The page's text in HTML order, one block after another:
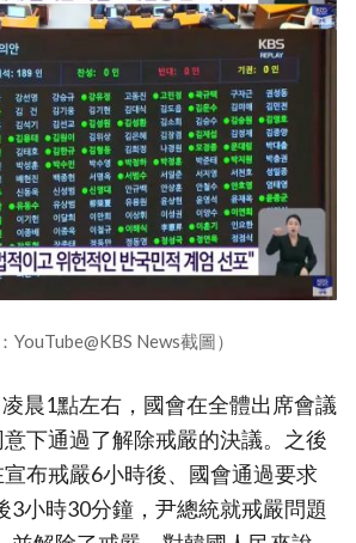
YouTube@KBS News截圖）
晨1點左右，國會在全體出席會議
下通過了解除戒嚴的決議。之後
布戒嚴6小時後、國會通過要求
3小時30分鐘，尹總統就戒嚴問題